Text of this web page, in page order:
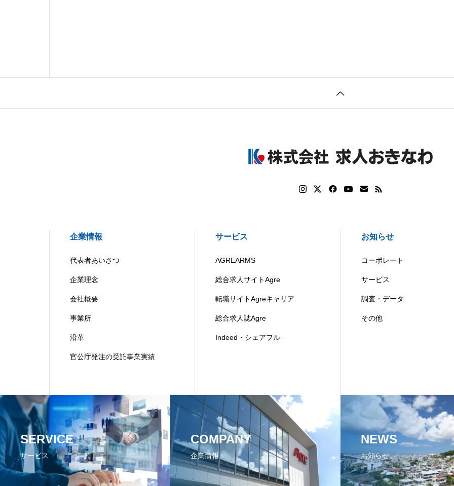
企業情報
代表者あいさつ
企業理念
会社概要
事業所
沿革
官公庁発注の受託事業実績
サービス
AGREARMS
総合求人サイトAgre
転職サイトAgreキャリア
総合求人誌Agre
Indeed・シェアフル
お知らせ
コーポレート
サービス
調査・データ
その他
SERVICE
サービス
COMPANY
企業情報
NEWS
お知らせ